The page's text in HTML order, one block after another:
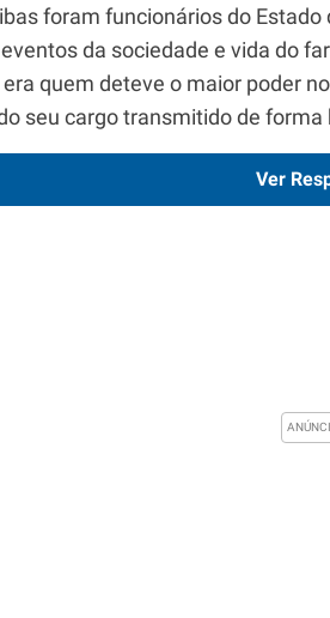
foram funcionários do
da sociedade e vida do
era quem deteve o maior poder
seu cargo transmitido de forma
Ver